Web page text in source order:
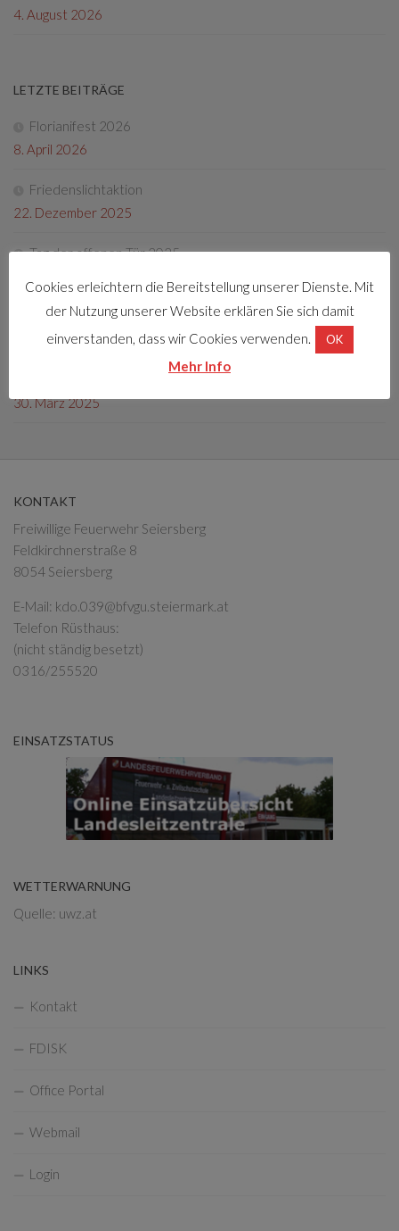
4. August 2026
LETZTE BEITRÄGE
Florianifest 2026
8. April 2026
Friedenslichtaktion
22. Dezember 2025
Tag der offenen Tür 2025
Fotos Florianifest 2025
13. Mai 2025
30. März 2025
KONTAKT
Freiwillige Feuerwehr Seiersberg
Feldkirchnerstraße 8
8054 Seiersberg
E-Mail: kdo.039@bfvgu.steiermark.at
Telefon Rüsthaus:
(nicht ständig besetzt)
0316/255520
EINSATZSTATUS
WETTERWARNUNG
Quelle: uwz.at
LINKS
Kontakt
FDISK
Office Portal
Webmail
Login
Cookies erleichtern die Bereitstellung unserer Dienste. Mit
der Nutzung unserer Website erklären Sie sich damit
einverstanden, dass wir Cookies verwenden.
OK
Mehr Info